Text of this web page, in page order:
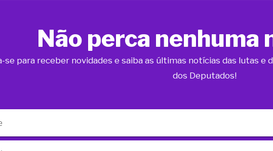
Não perca nenhuma
se para receber novidades e saiba as últimas notícias das lutas e
dos Deputados!